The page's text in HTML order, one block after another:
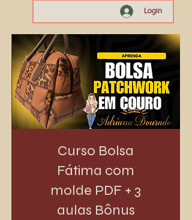
Login
Curso Bolsa
Fátima com
molde PDF + 3
aulas Bônus